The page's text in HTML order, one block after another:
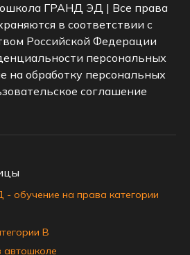
ГРАНД ЭД | Все права
в соответствии с
Российской Федерации
персональных
на обработку персональных
соглашение
обучение на права категории
B
автошколе